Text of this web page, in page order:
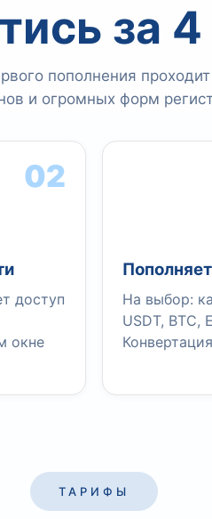
за
пополнения
и огромных форм
02
доступ
окне
На выбор:
USDT, BTC,
ТАРИФЫ